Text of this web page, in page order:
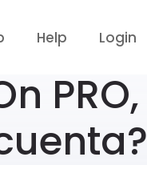
Help Login
PRO,